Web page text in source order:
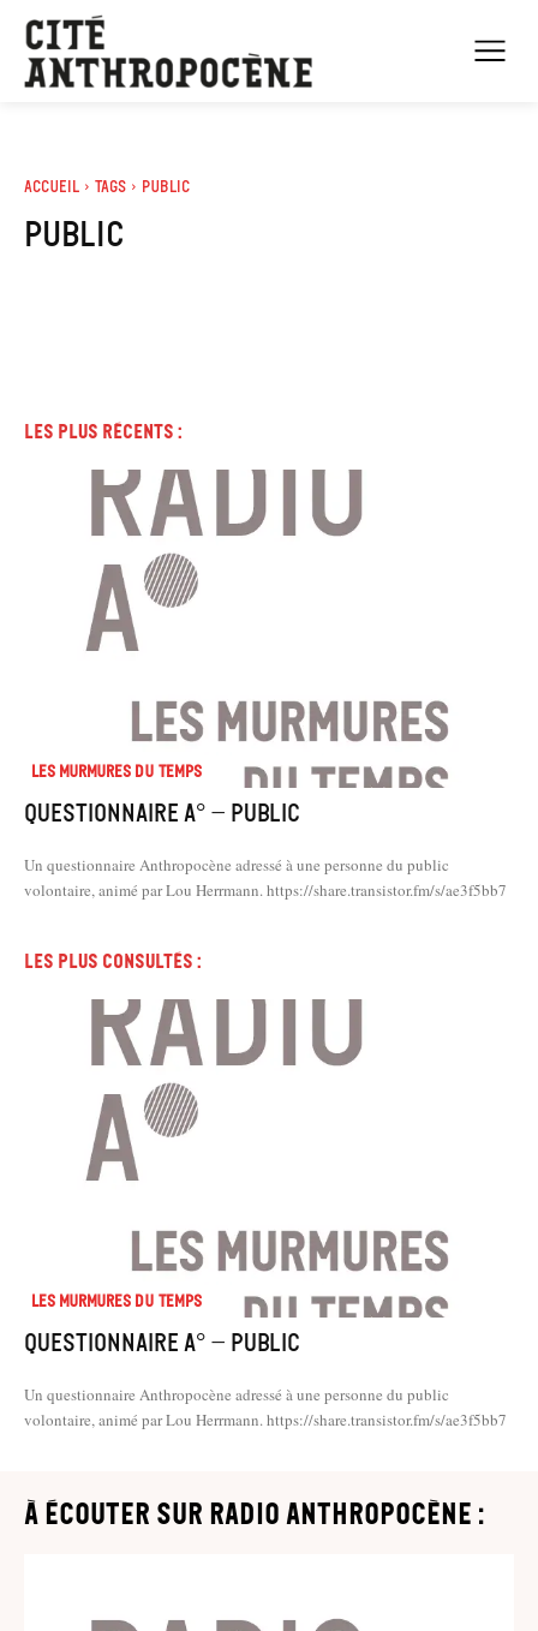
Accueil Tags Public
Public
Les plus récents :
Les murmures du temps
Questionnaire A° – Public
Un questionnaire Anthropocène adressé à une personne du public
volontaire, animé par Lou Herrmann. https://share.transistor.fm/s/ae3f5bb7
Les plus consultés :
Les murmures du temps
Questionnaire A° – Public
Un questionnaire Anthropocène adressé à une personne du public
volontaire, animé par Lou Herrmann. https://share.transistor.fm/s/ae3f5bb7
à écouter sur Radio Anthropocène :